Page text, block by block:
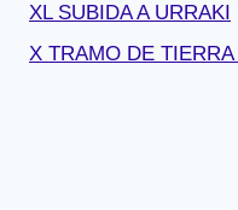
XL SUBIDA A URRAKI
X TRAMO DE